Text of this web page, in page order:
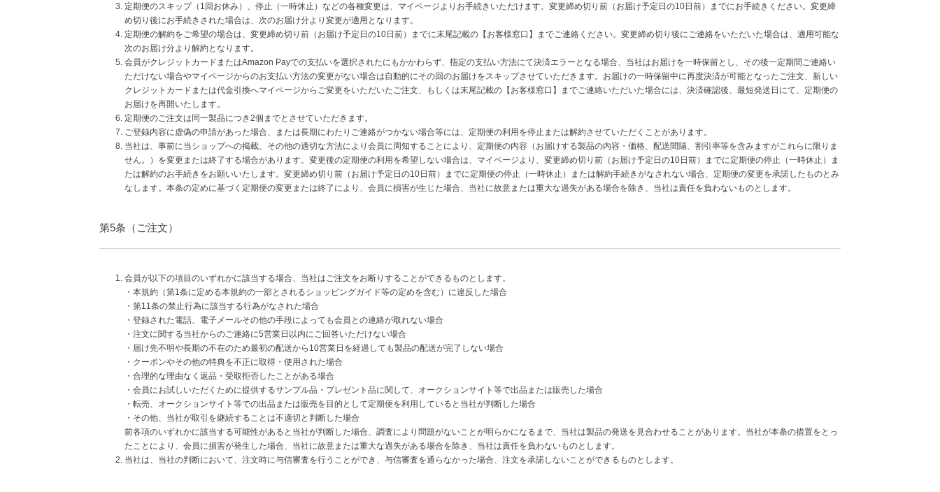
定期便のスキップ（1回お休み）、停止（一時休止）などの各種変更は、マイページよりお手続きいただけます。変更締め切り前（お届け予定日の10日前）までにお手続きください。変更締
め切り後にお手続きされた場合は、次のお届け分より変更が適用となります。
定期便の解約をご希望の場合は、変更締め切り前（お届け予定日の10日前）までに末尾記載の【お客様窓口】までご連絡ください。変更締め切り後にご連絡をいただいた場合は、適用可能な
次のお届け分より解約となります。
会員がクレジットカードまたはAmazon Payでの支払いを選択されたにもかかわらず、指定の支払い方法にて決済エラーとなる場合、当社はお届けを一時保留とし、その後一定期間ご連絡い
ただけない場合やマイページからのお支払い方法の変更がない場合は自動的にその回のお届けをスキップさせていただきます。お届けの一時保留中に再度決済が可能となったご注文、新しい
クレジットカードまたは代金引換へマイページからご変更をいただいたご注文、もしくは末尾記載の【お客様窓口】までご連絡いただいた場合には、決済確認後、最短発送日にて、定期便の
お届けを再開いたします。
定期便のご注文は同一製品につき2個までとさせていただきます。
ご登録内容に虚偽の申請があった場合、または長期にわたりご連絡がつかない場合等には、定期便の利用を停止または解約させていただくことがあります。
当社は、事前に当ショップへの掲載、その他の適切な方法により会員に周知することにより、定期便の内容（お届けする製品の内容・価格、配送間隔、割引率等を含みますがこれらに限りま
せん。）を変更または終了する場合があります。変更後の定期便の利用を希望しない場合は、マイページより、変更締め切り前（お届け予定日の10日前）までに定期便の停止（一時休止）ま
たは解約のお手続きをお願いいたします。変更締め切り前（お届け予定日の10日前）までに定期便の停止（一時休止）または解約手続きがなされない場合、定期便の変更を承諾したものとみ
なします。本条の定めに基づく定期便の変更または終了により、会員に損害が生じた場合、当社に故意または重大な過失がある場合を除き、当社は責任を負わないものとします。
第5条（ご注文）
会員が以下の項目のいずれかに該当する場合、当社はご注文をお断りすることができるものとします。
・本規約（第1条に定める本規約の一部とされるショッピングガイド等の定めを含む）に違反した場合
・第11条の禁止行為に該当する行為がなされた場合
・登録された電話、電子メールその他の手段によっても会員との連絡が取れない場合
・注文に関する当社からのご連絡に5営業日以内にご回答いただけない場合
・届け先不明や長期の不在のため最初の配送から10営業日を経過しても製品の配送が完了しない場合
・クーポンやその他の特典を不正に取得・使用された場合
・合理的な理由なく返品・受取拒否したことがある場合
・会員にお試しいただくために提供するサンプル品・プレゼント品に関して、オークションサイト等で出品または販売した場合
・転売、オークションサイト等での出品または販売を目的として定期便を利用していると当社が判断した場合
・その他、当社が取引を継続することは不適切と判断した場合
前各項のいずれかに該当する可能性があると当社が判断した場合、調査により問題がないことが明らかになるまで、当社は製品の発送を見合わせることがあります。当社が本条の措置をとっ
たことにより、会員に損害が発生した場合、当社に故意または重大な過失がある場合を除き、当社は責任を負わないものとします。
当社は、当社の判断において、注文時に与信審査を行うことができ、与信審査を通らなかった場合、注文を承諾しないことができるものとします。